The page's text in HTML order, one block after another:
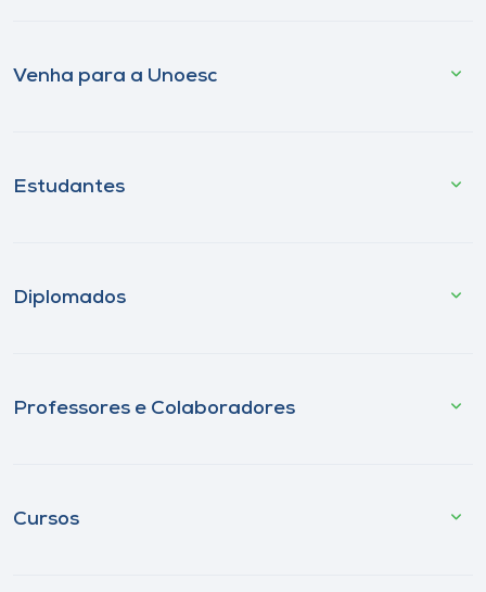
Venha para a Unoesc
Estudantes
Diplomados
Professores e Colaboradores
Cursos